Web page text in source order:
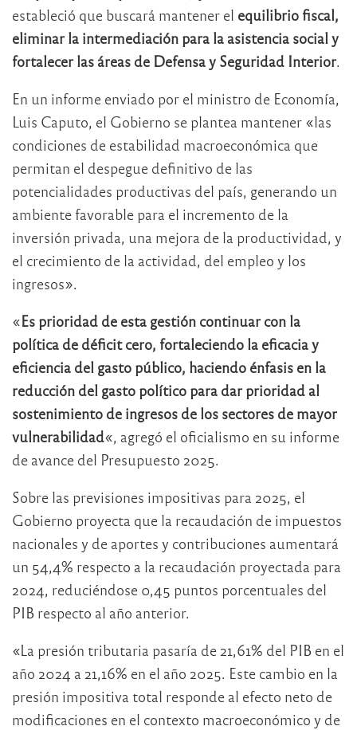
estableció que buscará mantener el equilibrio fiscal,
eliminar la intermediación para la asistencia social y
fortalecer las áreas de Defensa y Seguridad Interior.
En un informe enviado por el ministro de Economía,
Luis Caputo, el Gobierno se plantea mantener «las
condiciones de estabilidad macroeconómica que
permitan el despegue definitivo de las
potencialidades productivas del país, generando un
ambiente favorable para el incremento de la
inversión privada, una mejora de la productividad, y
el crecimiento de la actividad, del empleo y los
ingresos».
«Es prioridad de esta gestión continuar con la
política de déficit cero, fortaleciendo la eficacia y
eficiencia del gasto público, haciendo énfasis en la
reducción del gasto político para dar prioridad al
sostenimiento de ingresos de los sectores de mayor
vulnerabilidad«, agregó el oficialismo en su informe
de avance del Presupuesto 2025.
Sobre las previsiones impositivas para 2025, el
Gobierno proyecta que la recaudación de impuestos
nacionales y de aportes y contribuciones aumentará
un 54,4% respecto a la recaudación proyectada para
2024, reduciéndose 0,45 puntos porcentuales del
PIB respecto al año anterior.
«La presión tributaria pasaría de 21,61% del PIB en el
año 2024 a 21,16% en el año 2025. Este cambio en la
presión impositiva total responde al efecto neto de
modificaciones en el contexto macroeconómico y de